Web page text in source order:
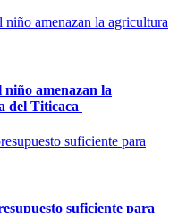
niño amenazan la
del Titicaca
suficiente para